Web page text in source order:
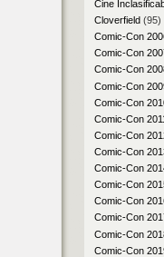
Cine
Cloverfield(95)
Comic-Con
Comic-Con
Comic-Con
Comic-Con
Comic-Con
Comic-Con
Comic-Con
Comic-Con
Comic-Con
Comic-Con
Comic-Con
Comic-Con
Comic-Con
Comic-Con